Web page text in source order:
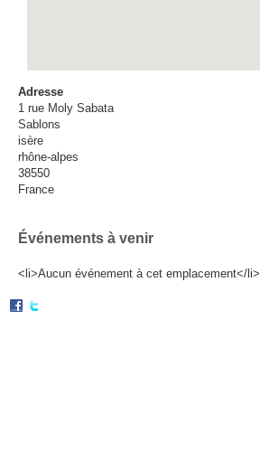
Adresse
1 rue Moly Sabata
Sablons
isère
rhône-alpes
38550
France
Événements à venir
<li>Aucun événement à cet emplacement</li>